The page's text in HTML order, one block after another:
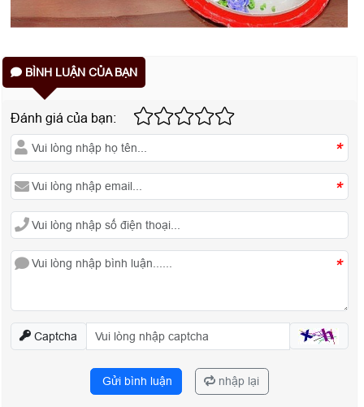
BÌNH LUẬN CỦA BẠN
Đánh giá của bạn:
*
*
*
Captcha
Gửi bình luận nhập lại